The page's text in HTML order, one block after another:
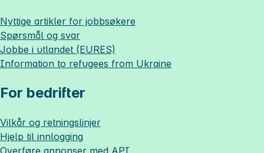
Nyttige artikler for jobbsøkere
Spørsmål og svar
Jobbe i utlandet (EURES)
Information to refugees from Ukraine
For bedrifter
Vilkår og retningslinjer
Hjelp til innlogging
Overføre annonser med API